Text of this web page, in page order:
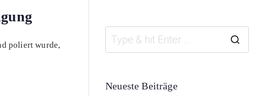
poliert wurde,
Neueste Beiträge